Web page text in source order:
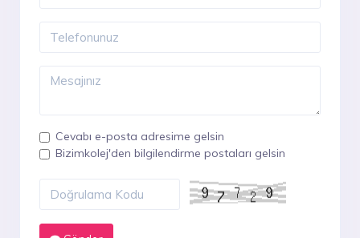
Cevabı e-posta adresime gelsin
Bizimkolej'den bilgilendirme postaları gelsin